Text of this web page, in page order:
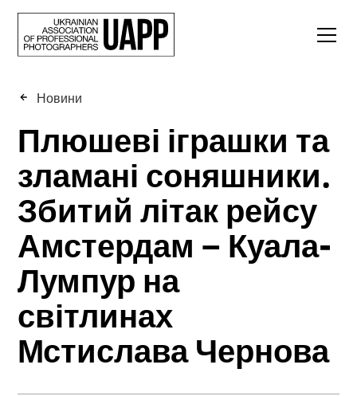
Новини
Плюшеві іграшки та
зламані соняшники.
Збитий літак рейсу
Амстердам – Куала-
Лумпур на
світлинах
Мстислава Чернова